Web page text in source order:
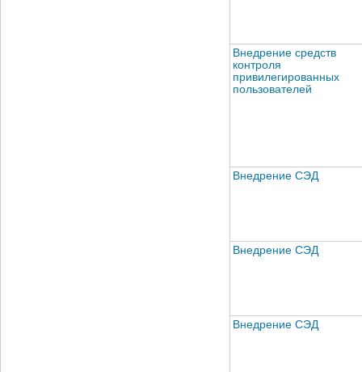
Внедрение средств
контроля
привилегированных
пользователей
Внедрение СЭД
Внедрение СЭД
Внедрение СЭД